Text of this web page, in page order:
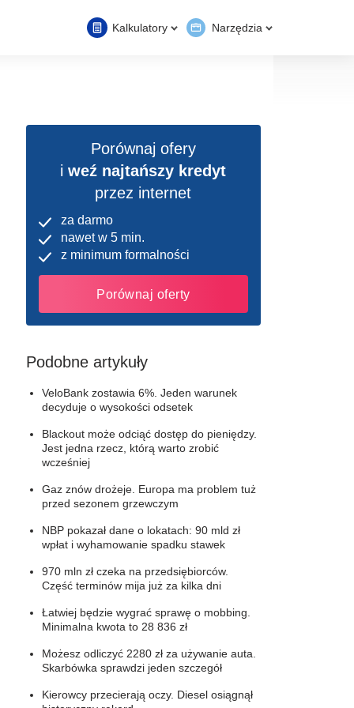
Kalkulatory Narzędzia
Porównaj ofery
iweź najtańszy kredyt
przez internet
za darmo
nawet w 5 min.
z minimum formalności
Porównaj oferty
Podobne artykuły
VeloBank zostawia 6%. Jeden warunek
decyduje o wysokości odsetek
Blackout może odciąć dostęp do pieniędzy.
Jest jedna rzecz, którą warto zrobić
wcześniej
Gaz znów drożeje. Europa ma problem tuż
przed sezonem grzewczym
NBP pokazał dane o lokatach: 90 mld zł
wpłat i wyhamowanie spadku stawek
970 mln zł czeka na przedsiębiorców.
Część terminów mija już za kilka dni
Łatwiej będzie wygrać sprawę o mobbing.
Minimalna kwota to 28 836 zł
Możesz odliczyć 2280 zł za używanie auta.
Skarbówka sprawdzi jeden szczegół
Kierowcy przecierają oczy. Diesel osiągnął